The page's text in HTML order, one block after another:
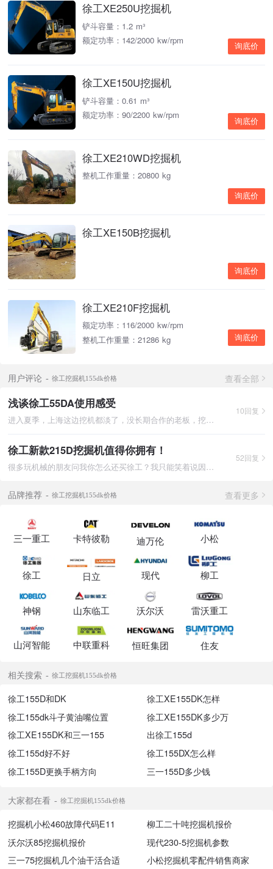
徐工XE250U挖掘机
铲斗容量：1.2 m³
额定功率：142/2000 kw/rpm
询底价
徐工XE150U挖掘机
铲斗容量：0.61 m³
额定功率：90/2200 kw/rpm
询底价
徐工XE210WD挖掘机
整机工作重量：20800 kg
询底价
徐工XE150B挖掘机
询底价
徐工XE210F挖掘机
额定功率：116/2000 kw/rpm
整机工作重量：21286 kg
询底价
用户评论 徐工挖掘机155dk价格 查看全部
浅谈徐工55DA使用感受
进入夏季，上海这边挖机都淡了，没长期合作的老板，挖机一停有时
10回复
徐工新款215D挖掘机值得你拥有！
很多玩机械的朋友问我你怎么还买徐工？我只能笑着说因为它改进了
52回复
品牌推荐 徐工挖掘机155dk价格 查看更多
三一重工 卡特彼勒 迪万伦 小松
徐工 日立 现代 柳工
神钢 山东临工 沃尔沃 雷沃重工
山河智能 中联重科 恒旺集团 住友
相关搜索 徐工挖掘机155dk价格
徐工155D和DK
徐工XE155DK怎样
徐工155dk斗子黄油嘴位置
徐工XE155DK多少万
徐工XE155DK和三一155
出徐工155d
徐工155d好不好
徐工155DX怎么样
徐工155D更换手柄方向
三一155D多少钱
大家都在看 徐工挖掘机155dk价格
挖掘机小松460故障代码E11
柳工二十吨挖掘机报价
沃尔沃85挖掘机报价
现代230-5挖掘机参数
三一75挖掘机几个油干活合适
小松挖掘机零配件销售商家